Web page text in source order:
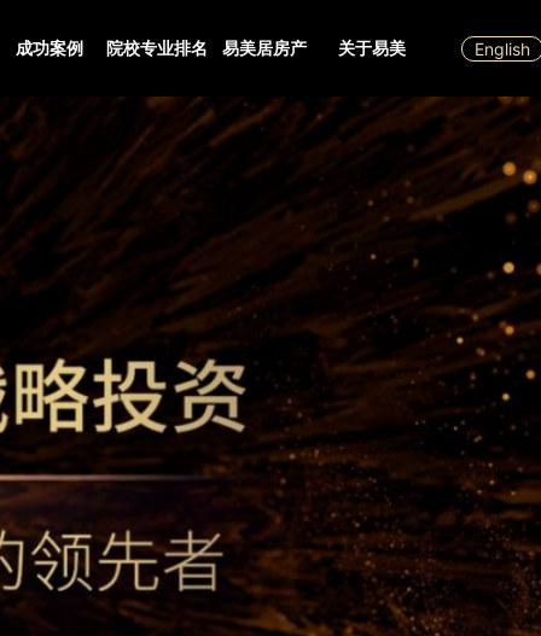
成功案例 院校专业排名 易美居房产 关于易美 English